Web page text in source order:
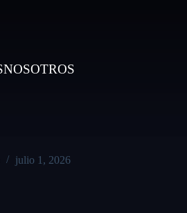
NOSOTROS
julio 1, 2026